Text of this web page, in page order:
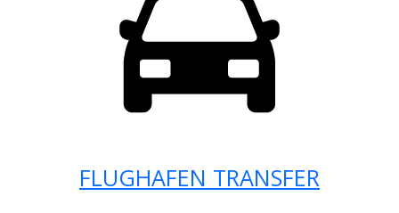
FLUGHAFEN TRANSFER